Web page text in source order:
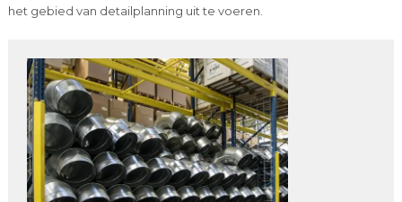
het gebied van detailplanning uit te voeren.